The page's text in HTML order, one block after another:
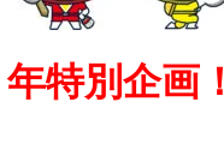
特別企画！